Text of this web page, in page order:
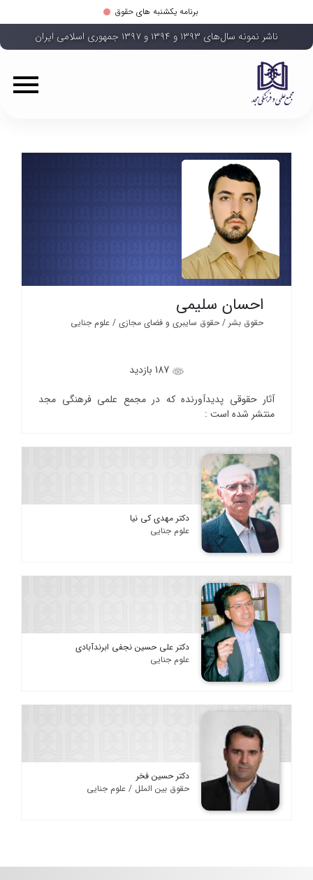
برنامه یکشنبه های حقوق
ناشر نمونه سال‌های ۱۳۹۳ و ۱۳۹۴ و ۱۳۹۷ جمهوری اسلامی ایران
احسان سلیمی
حقوق بشر / حقوق سایبری و فضای مجازی / علوم جنایی
187 بازدید
آثار حقوقی پدیدآورنده که در مجمع علمی فرهنگی مجد
منتشر شده است :
دکتر مهدی کی نیا
علوم جنایی
دکتر علی حسین نجفی ابرندآبادی
علوم جنایی
دکتر حسین فخر
حقوق بین الملل / علوم جنایی